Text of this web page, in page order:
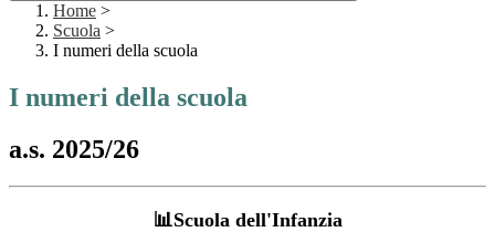
Home >
Scuola >
I numeri della scuola
I numeri della scuola
a.s. 2025/26
📊Scuola dell'Infanzia